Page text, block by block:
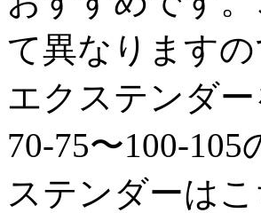
て異なります
エクステンダ
70-75〜100-
ステンダーは